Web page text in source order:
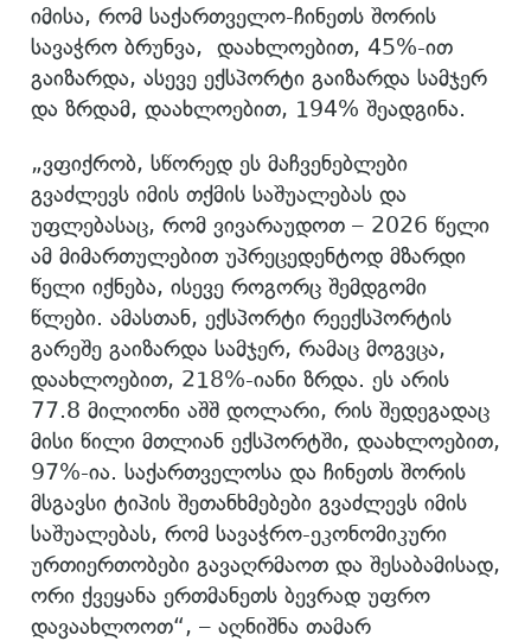
იმისა, რომ საქართველო-ჩინეთს შორის
სავაჭრო ბრუნვა, დაახლოებით, 45%-ით
გაიზარდა, ასევე ექსპორტი გაიზარდა სამჯერ
და ზრდამ, დაახლოებით, 194% შეადგინა.
„ვფიქრობ, სწორედ ეს მაჩვენებლები
გვაძლევს იმის თქმის საშუალებას და
უფლებასაც, რომ ვივარაუდოთ – 2026 წელი
ამ მიმართულებით უპრეცედენტოდ მზარდი
წელი იქნება, ისევე როგორც შემდგომი
წლები. ამასთან, ექსპორტი რეექსპორტის
გარეშე გაიზარდა სამჯერ, რამაც მოგვცა,
დაახლოებით, 218%-იანი ზრდა. ეს არის
77.8 მილიონი აშშ დოლარი, რის შედეგადაც
მისი წილი მთლიან ექსპორტში, დაახლოებით,
97%-ია. საქართველოსა და ჩინეთს შორის
მსგავსი ტიპის შეთანხმებები გვაძლევს იმის
საშუალებას, რომ სავაჭრო-ეკონომიკური
ურთიერთობები გავაღრმაოთ და შესაბამისად,
ორი ქვეყანა ერთმანეთს ბევრად უფრო
დავაახლოოთ“, – აღნიშნა თამარ